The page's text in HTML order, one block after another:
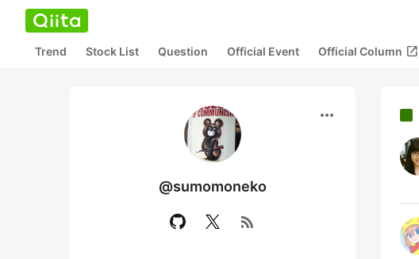
Trend Stock List Question Official Event Official Column open_in_new
more_horiz
@sumomoneko
rss_feed